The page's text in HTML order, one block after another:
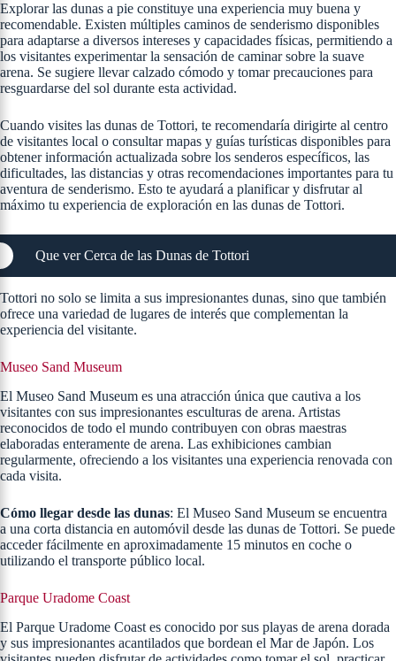
Explorar las dunas a pie constituye una experiencia muy buena y
recomendable. Existen múltiples caminos de senderismo disponibles
para adaptarse a diversos intereses y capacidades físicas, permitiendo a
los visitantes experimentar la sensación de caminar sobre la suave
arena. Se sugiere llevar calzado cómodo y tomar precauciones para
resguardarse del sol durante esta actividad.
Cuando visites las dunas de Tottori, te recomendaría dirigirte al centro
de visitantes local o consultar mapas y guías turísticas disponibles para
obtener información actualizada sobre los senderos específicos, las
dificultades, las distancias y otras recomendaciones importantes para tu
aventura de senderismo. Esto te ayudará a planificar y disfrutar al
máximo tu experiencia de exploración en las dunas de Tottori.
Que ver Cerca de las Dunas de Tottori
Tottori no solo se limita a sus impresionantes dunas, sino que también
ofrece una variedad de lugares de interés que complementan la
experiencia del visitante.
Museo Sand Museum
El Museo Sand Museum es una atracción única que cautiva a los
visitantes con sus impresionantes esculturas de arena. Artistas
reconocidos de todo el mundo contribuyen con obras maestras
elaboradas enteramente de arena. Las exhibiciones cambian
regularmente, ofreciendo a los visitantes una experiencia renovada con
cada visita.
Cómo llegar desde las dunas: El Museo Sand Museum se encuentra
a una corta distancia en automóvil desde las dunas de Tottori. Se puede
acceder fácilmente en aproximadamente 15 minutos en coche o
utilizando el transporte público local.
Parque Uradome Coast
El Parque Uradome Coast es conocido por sus playas de arena dorada
y sus impresionantes acantilados que bordean el Mar de Japón. Los